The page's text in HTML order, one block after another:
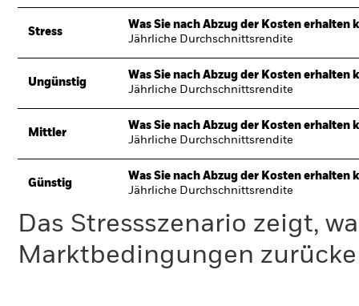
Stress
Was Sie nach Abzug der Kosten erhalten
Jährliche Durchschnittsrendite
Ungünstig
Was Sie nach Abzug der Kosten erhalten
Jährliche Durchschnittsrendite
Mittler
Was Sie nach Abzug der Kosten erhalten
Jährliche Durchschnittsrendite
Günstig
Was Sie nach Abzug der Kosten erhalten
Jährliche Durchschnittsrendite
Das Stressszenario zeigt,
Marktbedingungen